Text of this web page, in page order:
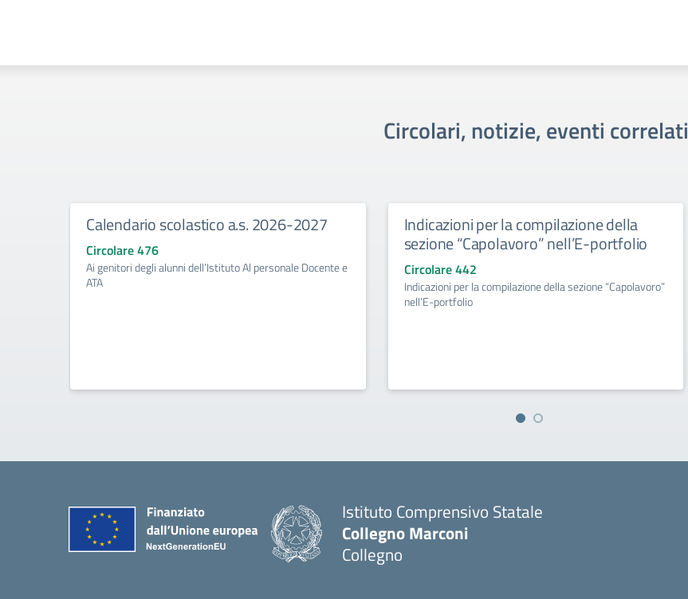
Circolari, notizie, eventi correlati
Calendario scolastico a.s. 2026-2027
Circolare 476
Ai genitori degli alunni dell’Istituto Al personale Docente e
ATA
Indicazioni per la compilazione della
sezione “Capolavoro” nell’E-portfolio
Circolare 442
Indicazioni per la compilazione della sezione “Capolavoro”
nell’E-portfolio
Istituto Comprensivo Statale
Collegno Marconi
Collegno